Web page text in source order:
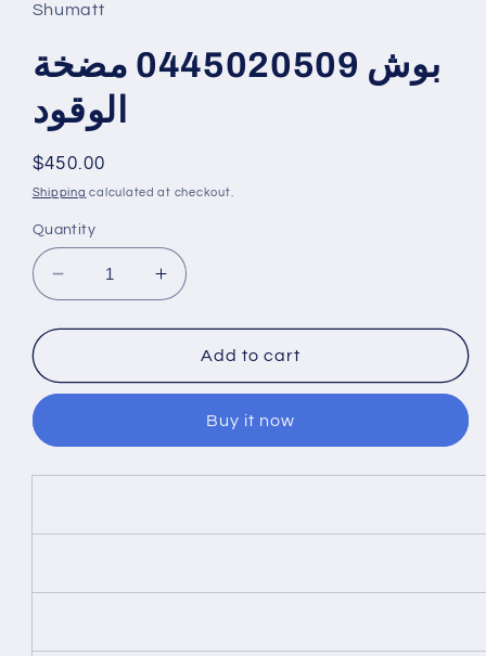
Shumatt
بوش 0445020509 مضخة
الوقود
Regular
price
$450.00
Shipping calculated at checkout.
Quantity
Decrease
quantity
for
0445020509
Increase
quantity
for
0445020509
الوقود
Add to cart
Buy it now